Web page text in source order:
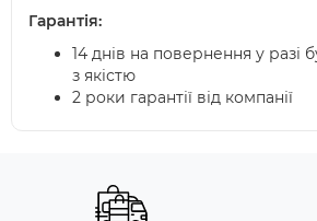
Гарантія:
14 днів на повернення у разі
з якістю
2 роки гарантії від компанії